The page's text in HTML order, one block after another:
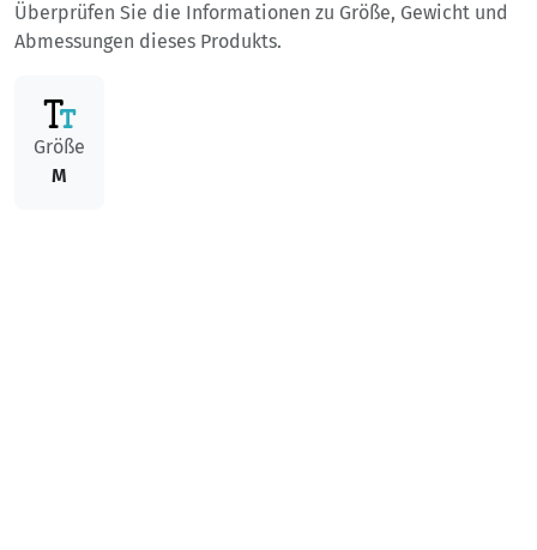
Überprüfen Sie die Informationen zu Größe, Gewicht und
Abmessungen dieses Produkts.
Größe
M